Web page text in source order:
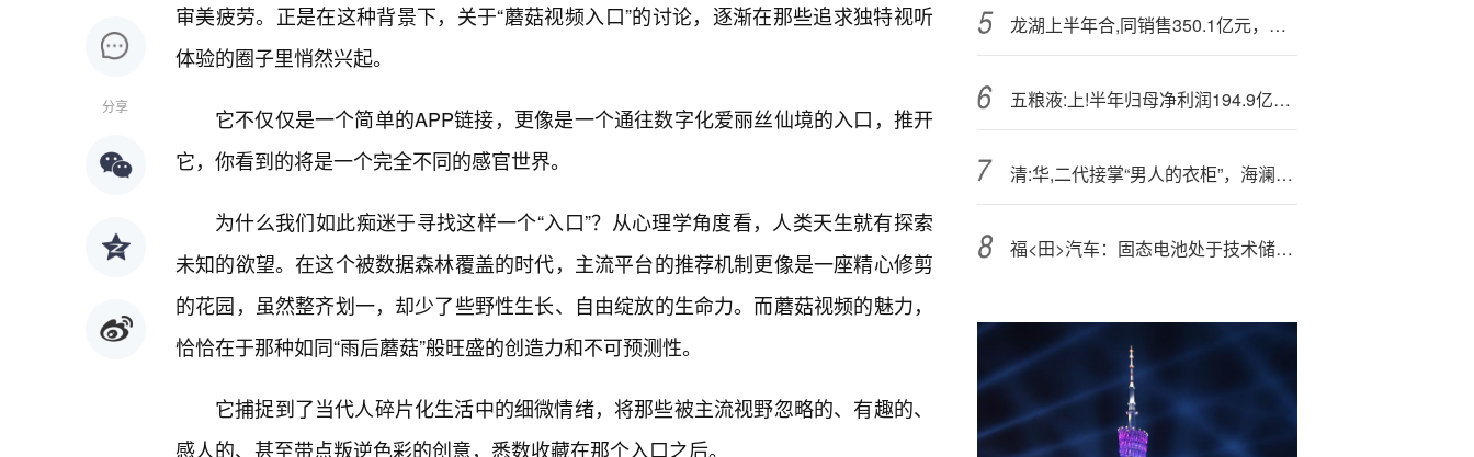
分享
审美疲劳。正是在这种背景下，关于“蘑菇视频入口”的讨论，逐渐在那些追求独特视听
体验的圈子里悄然兴起。
它不仅仅是一个简单的APP链接，更像是一个通往数字化爱丽丝仙境的入口，推开
它，你看到的将是一个完全不同的感官世界。
为什么我们如此痴迷于寻找这样一个“入口”？从心理学角度看，人类天生就有探索
未知的欲望。在这个被数据森林覆盖的时代，主流平台的推荐机制更像是一座精心修剪
的花园，虽然整齐划一，却少了些野性生长、自由绽放的生命力。而蘑菇视频的魅力，
恰恰在于那种如同“雨后蘑菇”般旺盛的创造力和不可预测性。
它捕捉到了当代人碎片化生活中的细微情绪，将那些被主流视野忽略的、有趣的、
感人的、甚至带点叛逆色彩的创意，悉数收藏在那个入口之后。
龙湖上半年合,同销售350.1亿元，管理层称“中长期看好中国房地产市场韧性”
五粮液:上!半年归母净利润194.9亿元 同比增长2.3%
清:华,二代接掌“男人的衣柜”，海澜之家携百亿库存IPO
福<田>汽车：固态电池处于技术储备及产品开发阶段